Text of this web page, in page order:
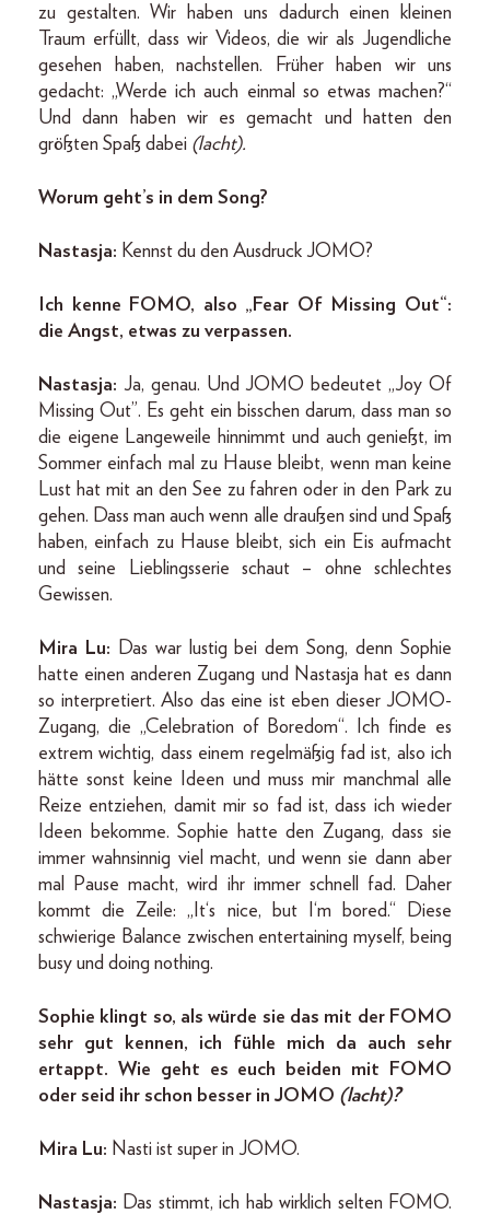
zu gestalten. Wir haben uns dadurch einen kleinen
Traum erfüllt, dass wir Videos, die wir als Jugendliche
gesehen haben, nachstellen. Früher haben wir uns
gedacht: „Werde ich auch einmal so etwas machen?“
Und dann haben wir es gemacht und hatten den
größten Spaß dabei (lacht).
Worum geht’s in dem Song?
Nastasja: Kennst du den Ausdruck JOMO?
Ich kenne FOMO, also „Fear Of Missing Out“:
die Angst, etwas zu verpassen.
Nastasja: Ja, genau. Und JOMO bedeutet „Joy Of
Missing Out”. Es geht ein bisschen darum, dass man so
die eigene Langeweile hinnimmt und auch genießt, im
Sommer einfach mal zu Hause bleibt, wenn man keine
Lust hat mit an den See zu fahren oder in den Park zu
gehen. Dass man auch wenn alle draußen sind und Spaß
haben, einfach zu Hause bleibt, sich ein Eis aufmacht
und seine Lieblingsserie schaut – ohne schlechtes
Gewissen.
Mira Lu: Das war lustig bei dem Song, denn Sophie
hatte einen anderen Zugang und Nastasja hat es dann
so interpretiert. Also das eine ist eben dieser JOMO-
Zugang, die „Celebration of Boredom“. Ich finde es
extrem wichtig, dass einem regelmäßig fad ist, also ich
hätte sonst keine Ideen und muss mir manchmal alle
Reize entziehen, damit mir so fad ist, dass ich wieder
Ideen bekomme. Sophie hatte den Zugang, dass sie
immer wahnsinnig viel macht, und wenn sie dann aber
mal Pause macht, wird ihr immer schnell fad. Daher
kommt die Zeile: „It‘s nice, but I‘m bored.“ Diese
schwierige Balance zwischen entertaining myself, being
busy und doing nothing.
Sophie klingt so, als würde sie das mit der FOMO
sehr gut kennen, ich fühle mich da auch sehr
ertappt. Wie geht es euch beiden mit FOMO
oder seid ihr schon besser in JOMO (lacht)?
Mira Lu: Nasti ist super in JOMO.
Nastasja: Das stimmt, ich hab wirklich selten FOMO.